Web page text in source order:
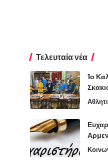
Τελευταία νέα
1ο